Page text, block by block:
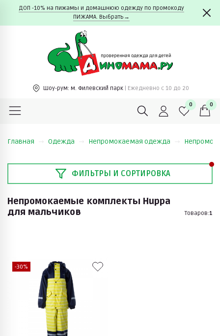
ДОП -10% на пижамы и домашнюю одежду по промокоду
ПИЖАМА. Выбрать→
Шоу-рум: м. Филевский парк | Ежедневно c 10 до 20
0 0
Главная Одежда Непромокаемая одежда
ФИЛЬТРЫ И СОРТИРОВКА
Непромокаемые комплекты Huppa
для мальчиков
Товаров:1
-30%